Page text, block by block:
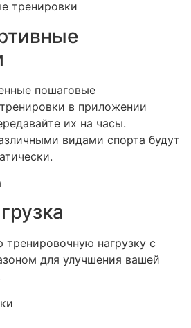
пошаговые
в приложении
их на часы.
видами спорта будут
нагрузку с
для улучшения вашей
звонок
менеджер свяжется с вами
на все ваши вопросы
интернет-магазина. Мы
подробнее.